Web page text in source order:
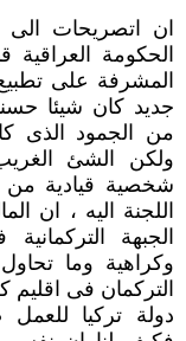
ان اتصريحات الى
الحكومة العراقية
المشرفة على
جديد كان شيئا
من الجمود الذى
ولكن الشئ
شخصية قيادية من
اللجنة اليه ، ان
الجبهة
وكراهية وما
التركمان فى
دولة تركيا